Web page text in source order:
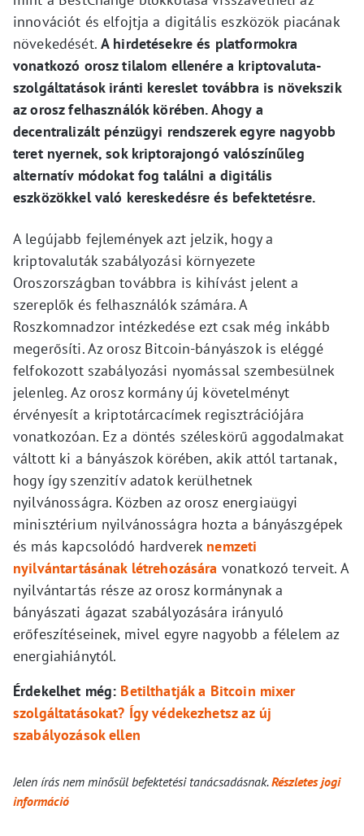
innovációt és elfojtja a digitális eszközök piacának
növekedését. A hirdetésekre és platformokra
vonatkozó orosz tilalom ellenére a kriptovaluta-
szolgáltatások iránti kereslet továbbra is növekszik
az orosz felhasználók körében. Ahogy a
decentralizált pénzügyi rendszerek egyre nagyobb
teret nyernek, sok kriptorajongó valószínűleg
alternatív módokat fog találni a digitális
eszközökkel való kereskedésre és befektetésre.
A legújabb fejlemények azt jelzik, hogy a
kriptovaluták szabályozási környezete
Oroszországban továbbra is kihívást jelent a
szereplők és felhasználók számára. A
Roszkomnadzor intézkedése ezt csak még inkább
megerősíti. Az orosz Bitcoin-bányászok is eléggé
felfokozott szabályozási nyomással szembesülnek
jelenleg. Az orosz kormány új követelményt
érvényesít a kriptotárcacímek regisztrációjára
vonatkozóan. Ez a döntés széleskörű aggodalmakat
váltott ki a bányászok körében, akik attól tartanak,
hogy így szenzitív adatok kerülhetnek
nyilvánosságra. Közben az orosz energiaügyi
minisztérium nyilvánosságra hozta a bányászgépek
és más kapcsolódó hardverek nemzeti
nyilvántartásának létrehozására vonatkozó terveit. A
nyilvántartás része az orosz kormánynak a
bányászati ágazat szabályozására irányuló
erőfeszítéseinek, mivel egyre nagyobb a félelem az
energiahiánytól.
Érdekelhet még: Betilthatják a Bitcoin mixer
szolgáltatásokat? Így védekezhetsz az új
szabályozások ellen
Jelen írás nem minősül befektetési tanácsadásnak.Részletes jogi
információ